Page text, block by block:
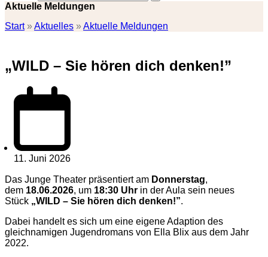
Aktuelle Meldungen
Start»Aktuelles »Aktuelle Meldungen
„WILD – Sie hören dich denken!”
11. Juni 2026
Das Junge Theater präsentiert am Donnerstag,
dem 18.06.2026, um 18:30 Uhr in der Aula sein neues
Stück „WILD – Sie hören dich denken!”.
Dabei handelt es sich um eine eigene Adaption des
gleichnamigen Jugendromans von Ella Blix aus dem Jahr
2022.